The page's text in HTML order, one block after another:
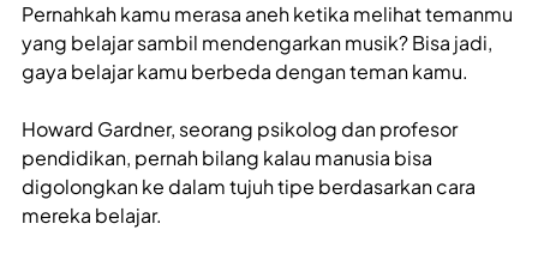
Pernahkah kamu merasa aneh ketika melihat temanmu
yang belajar sambil mendengarkan musik? Bisa jadi,
gaya belajar kamu berbeda dengan teman kamu.
Howard Gardner, seorang psikolog dan profesor
pendidikan, pernah bilang kalau manusia bisa
digolongkan ke dalam tujuh tipe berdasarkan cara
mereka belajar.